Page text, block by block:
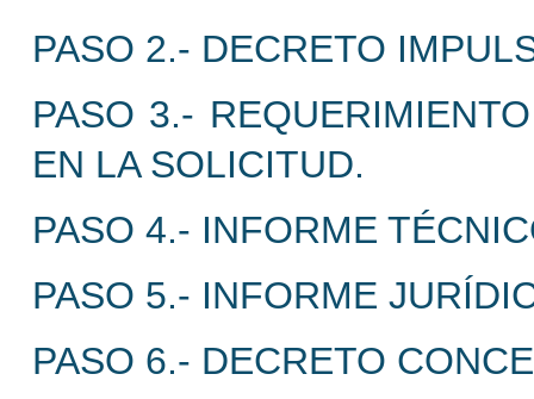
PASO 2.- DECRETO
PASO 3.-
EN LA SOLICITUD.
PASO 4.- INFORME
PASO 5.- INFORME
PASO 6.- DECRETO